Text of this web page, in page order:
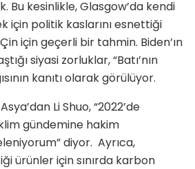
Bu kesinlikle, Glasgow’da kendi
için politik kaslarını esnettiği
için geçerli bir tahmin. Biden’ın
siyasi zorluklar, “Batı’nın
kanıtı olarak görülüyor.
Li Shuo, “2022’de
gündemine hakim
diyor. Ayrıca,
ürünler için sınırda karbon